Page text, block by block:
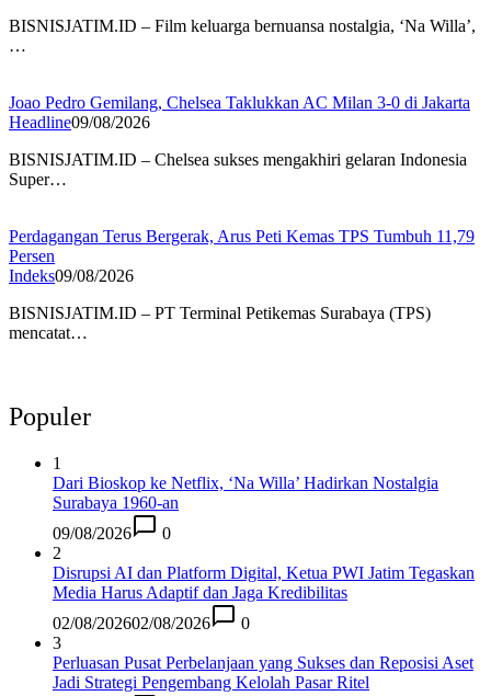
BISNISJATIM.ID – Film keluarga bernuansa nostalgia, ‘Na Willa’,
…
Joao Pedro Gemilang, Chelsea Taklukkan AC Milan 3-0 di Jakarta
Headline09/08/2026
BISNISJATIM.ID – Chelsea sukses mengakhiri gelaran Indonesia
Super…
Perdagangan Terus Bergerak, Arus Peti Kemas TPS Tumbuh 11,79
Persen
Indeks09/08/2026
BISNISJATIM.ID – PT Terminal Petikemas Surabaya (TPS)
mencatat…
Populer
1
Dari Bioskop ke Netflix, ‘Na Willa’ Hadirkan Nostalgia
Surabaya 1960-an
09/08/2026
0
2
Disrupsi AI dan Platform Digital, Ketua PWI Jatim Tegaskan
Media Harus Adaptif dan Jaga Kredibilitas
02/08/202602/08/2026
0
3
Perluasan Pusat Perbelanjaan yang Sukses dan Reposisi Aset
Jadi Strategi Pengembang Kelolah Pasar Ritel